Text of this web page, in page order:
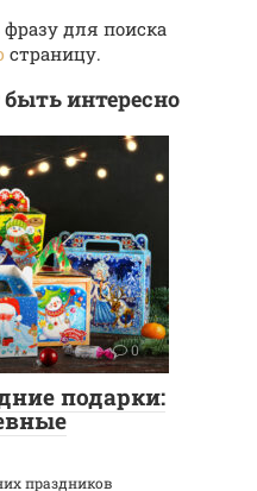
для поиска
страницу.
интересно
0
подарки:
праздников